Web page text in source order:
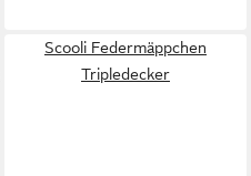
Scooli Federmäppchen
Tripledecker